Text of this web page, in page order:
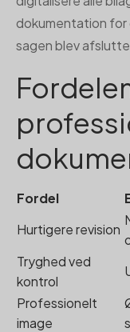
dokumentation for
sagen blev
Fordel
Hurtigere revision
Tryghed ved
kontrol
Professionelt
image